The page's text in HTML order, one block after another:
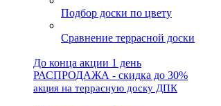
Подбор доски по цвету
Сравнение террасной доски
До конца акции 1 день
РАСПРОДАЖА - скидка до 30%
акция на террасную доску ДПК